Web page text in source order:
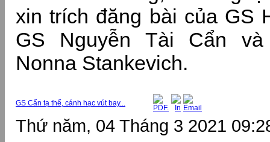
xin trích đăng bài của GS
GS Nguyễn Tài Cẩn
Nonna Stankevich.
GS Cẩn tạ thế, cánh hạc vút bay...
Thứ năm, 04 Tháng 3 2021